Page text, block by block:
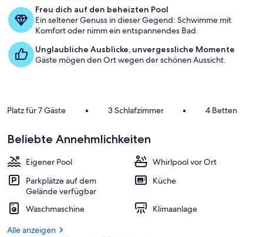
Freu dich auf den beheizten Pool
Ein seltener Genuss in dieser Gegend: Schwimme mit
Komfort oder nimm ein entspannendes Bad.
Unglaubliche Ausblicke, unvergessliche Momente
Gäste mögen den Ort wegen der schönen Aussicht.
Platz für 7 Gäste • 3 Schlafzimmer • 4 Betten
Beliebte Annehmlichkeiten
Eigener Pool
Whirlpool vor Ort
Parkplätze auf dem
Gelände verfügbar
Küche
Waschmaschine
Klimaanlage
Alle anzeigen